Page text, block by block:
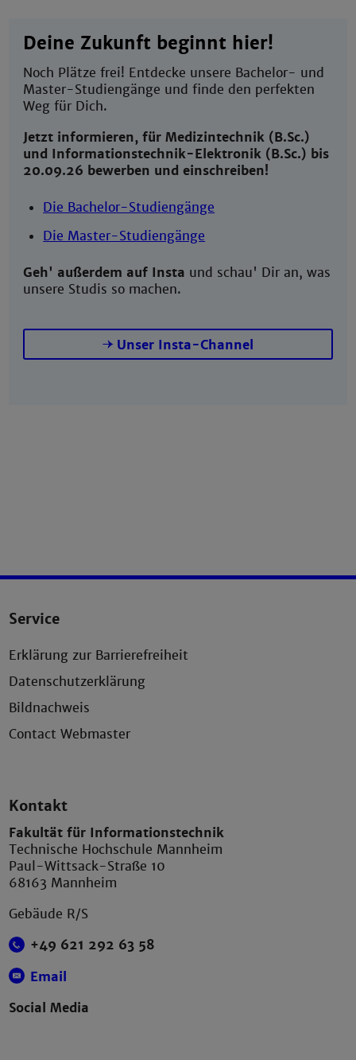
Deine Zukunft beginnt hier!
Noch Plätze frei! Entdecke unsere Bachelor- und
Master-Studiengänge und finde den perfekten
Weg für Dich.
Jetzt informieren, für Medizintechnik (B.Sc.)
und Informationstechnik-Elektronik (B.Sc.) bis
20.09.26 bewerben und einschreiben!
Die Bachelor-Studiengänge
Die Master-Studiengänge
Geh' außerdem auf Insta und schau' Dir an, was
unsere Studis so machen.
Unser Insta-Channel
Service
Erklärung zur Barrierefreiheit
Datenschutzerklärung
Bildnachweis
Contact Webmaster
Kontakt
Fakultät für Informationstechnik
Technische Hochschule Mannheim
Paul-Wittsack-Straße 10
68163 Mannheim
Gebäude R/S
+49 621 292 63 58
Email
Social Media